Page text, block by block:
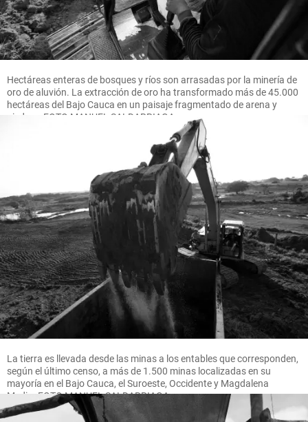
Hectáreas enteras de bosques y ríos son arrasadas por la minería de
oro de aluvión. La extracción de oro ha transformado más de 45.000
hectáreas del Bajo Cauca en un paisaje fragmentado de arena y
piedras. FOTO MANUEL SALDARRIAGA
La tierra es llevada desde las minas a los entables que corresponden,
según el último censo, a más de 1.500 minas localizadas en su
mayoría en el Bajo Cauca, el Suroeste, Occidente y Magdalena
Medio. FOTO MANUEL SALDARRIAGA